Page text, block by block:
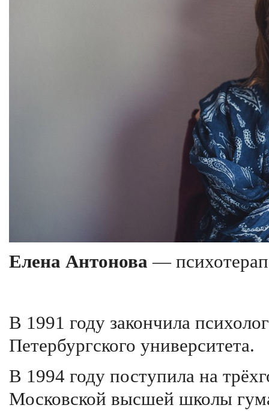
Елена Антонова —
В 1991 году закончила
Петербургского университета.
В 1994 году поступила на
Московской высшей школы